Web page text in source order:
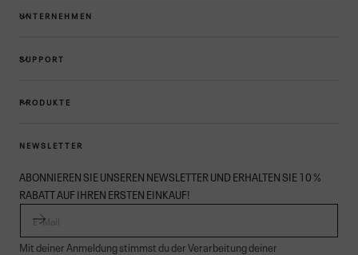
UNTERNEHMEN
SUPPORT
PRODUKTE
NEWSLETTER
ABONNIEREN SIE UNSEREN NEWSLETTER UND ERHALTEN SIE 10 %
RABATT AUF IHREN ERSTEN EINKAUF!
Mit deiner Anmeldung stimmst du der Verarbeitung deiner